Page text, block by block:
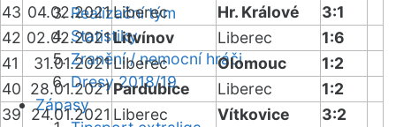
Realizační tým
Statistiky
Zranění / nemocní hráči
Dresy 2018/19
Zápasy
43 04.02.2021Liberec Hr. Králové
3:1
42 02.02.2021Litvínov Liberec
1:6
41
31.01.2021Liberec Olomouc
1:2
40 28.01.2021Pardubice Liberec
1:2
39 24.01.2021 Liberec Vítkovice
3:2